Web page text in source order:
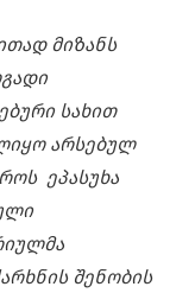
მიზანს
სახით
არსებულ
ეპასუხა
შენობის